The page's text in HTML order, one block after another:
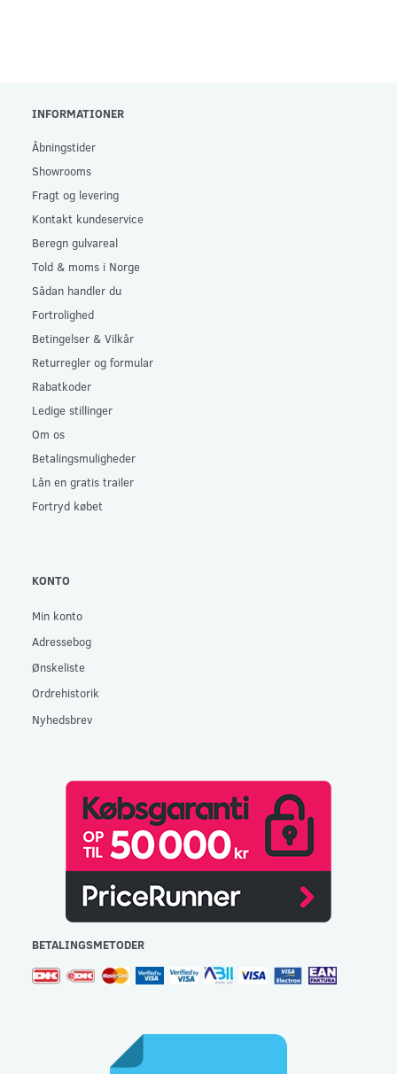
INFORMATIONER
Åbningstider
Showrooms
Fragt og levering
Kontakt kundeservice
Beregn gulvareal
Told & moms i Norge
Sådan handler du
Fortrolighed
Betingelser & Vilkår
Returregler og formular
Rabatkoder
Ledige stillinger
Om os
Betalingsmuligheder
Lån en gratis trailer
Fortryd købet
KONTO
Min konto
Adressebog
Ønskeliste
Ordrehistorik
Nyhedsbrev
BETALINGSMETODER